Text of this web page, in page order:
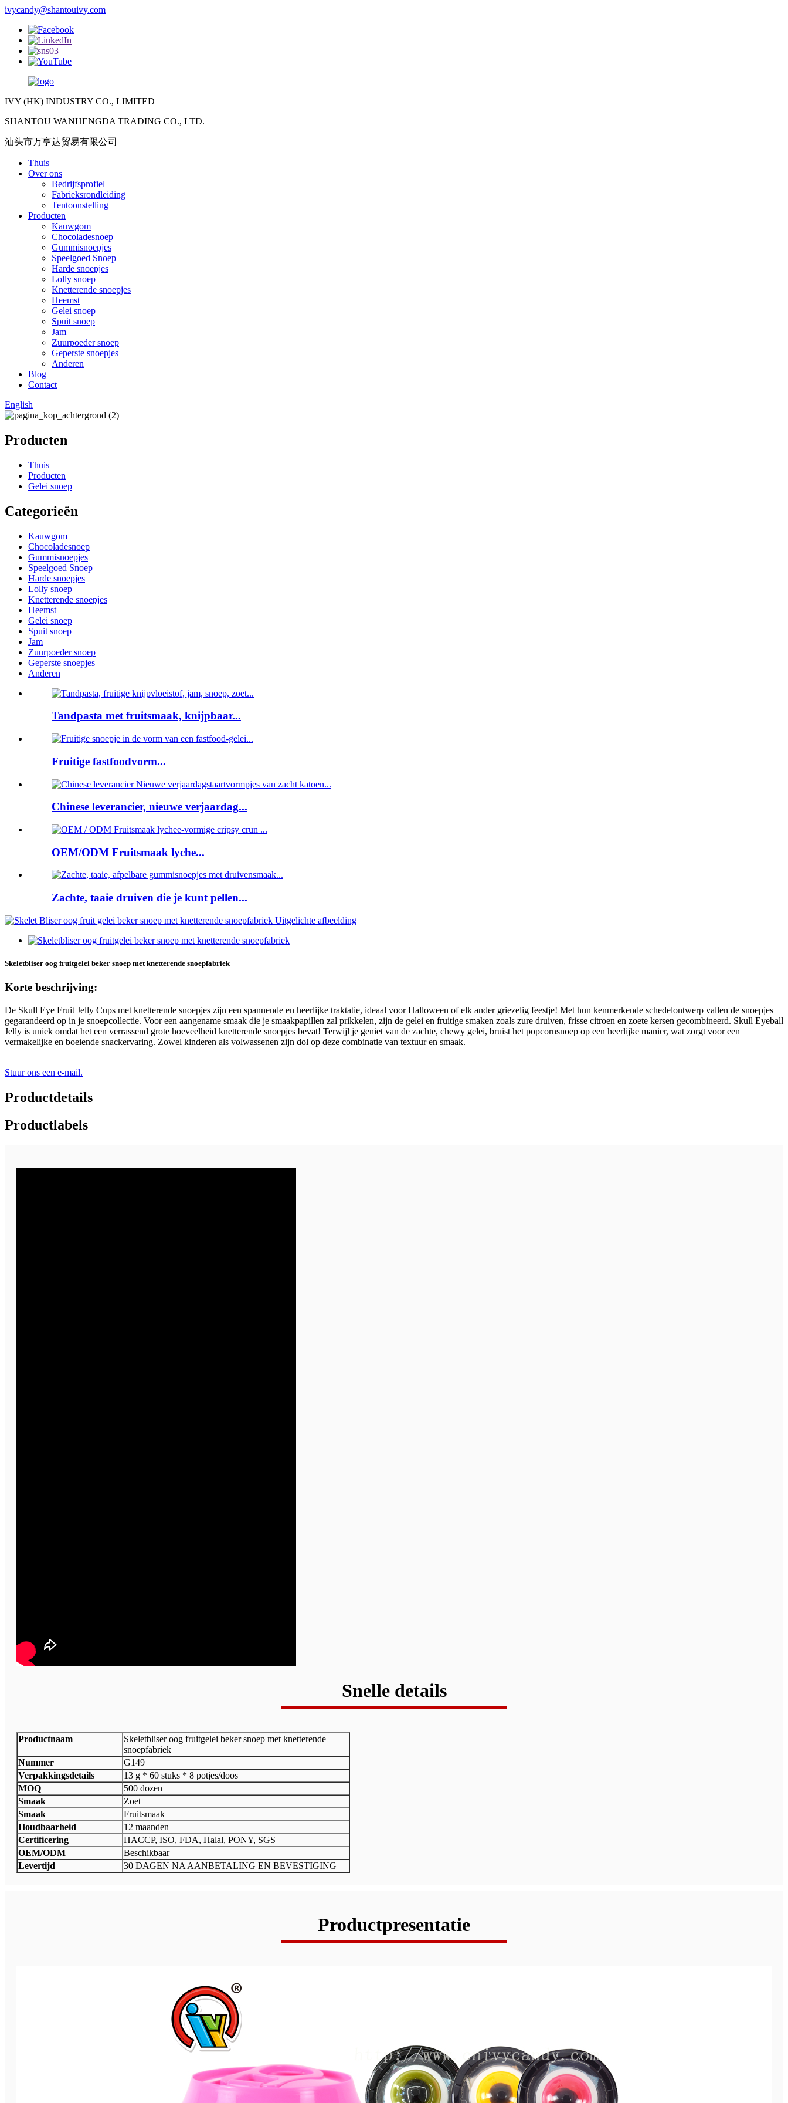
ivycandy@shantouivy.com
IVY (HK) INDUSTRY CO., LIMITED
SHANTOU WANHENGDA TRADING CO., LTD.
汕头市万亨达贸易有限公司
Thuis
Over ons
Bedrijfsprofiel
Fabrieksrondleiding
Tentoonstelling
Producten
Kauwgom
Chocoladesnoep
Gummisnoepjes
Speelgoed Snoep
Harde snoepjes
Lolly snoep
Knetterende snoepjes
Heemst
Gelei snoep
Spuit snoep
Jam
Zuurpoeder snoep
Geperste snoepjes
Anderen
Blog
Contact
English
Producten
Thuis
Producten
Gelei snoep
Categorieën
Kauwgom
Chocoladesnoep
Gummisnoepjes
Speelgoed Snoep
Harde snoepjes
Lolly snoep
Knetterende snoepjes
Heemst
Gelei snoep
Spuit snoep
Jam
Zuurpoeder snoep
Geperste snoepjes
Anderen
Tandpasta met fruitsmaak, knijpbaar...
Fruitige fastfoodvorm...
Chinese leverancier, nieuwe verjaardag...
OEM/ODM Fruitsmaak lyche...
Zachte, taaie druiven die je kunt pellen...
Skeletbliser oog fruitgelei beker snoep met knetterende snoepfabriek
Korte beschrijving:
De Skull Eye Fruit Jelly Cups met knetterende snoepjes zijn een spannende en heerlijke traktatie, ideaal voor Halloween of elk ander griezelig feestje! Met hun kenmerkende schedelontwerp vallen de snoepjes
gegarandeerd op in je snoepcollectie. Voor een aangename smaak die je smaakpapillen zal prikkelen, zijn de gelei en fruitige smaken zoals zure druiven, frisse citroen en zoete kersen gecombineerd. Skull Eyeball
Jelly is uniek omdat het een verrassend grote hoeveelheid knetterende snoepjes bevat! Terwijl je geniet van de zachte, chewy gelei, bruist het popcornsnoep op een heerlijke manier, wat zorgt voor een
vermakelijke en boeiende snackervaring. Zowel kinderen als volwassenen zijn dol op deze combinatie van textuur en smaak.
Stuur ons een e-mail.
Productdetails
Productlabels
Snelle details
Productnaam
Skeletbliser oog fruitgelei beker snoep met knetterende
snoepfabriek
Nummer
G149
Verpakkingsdetails
13 g * 60 stuks * 8 potjes/doos
MOQ
500 dozen
Smaak
Zoet
Smaak
Fruitsmaak
Houdbaarheid
12 maanden
Certificering
HACCP, ISO, FDA, Halal, PONY, SGS
OEM/ODM
Beschikbaar
Levertijd
30 DAGEN NA AANBETALING EN BEVESTIGING
Productpresentatie